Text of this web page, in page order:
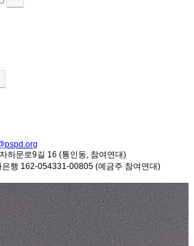
하문로9길 16 (통인동, 참여연대)
은행 162-054331-00805 (예금주 참여연대)